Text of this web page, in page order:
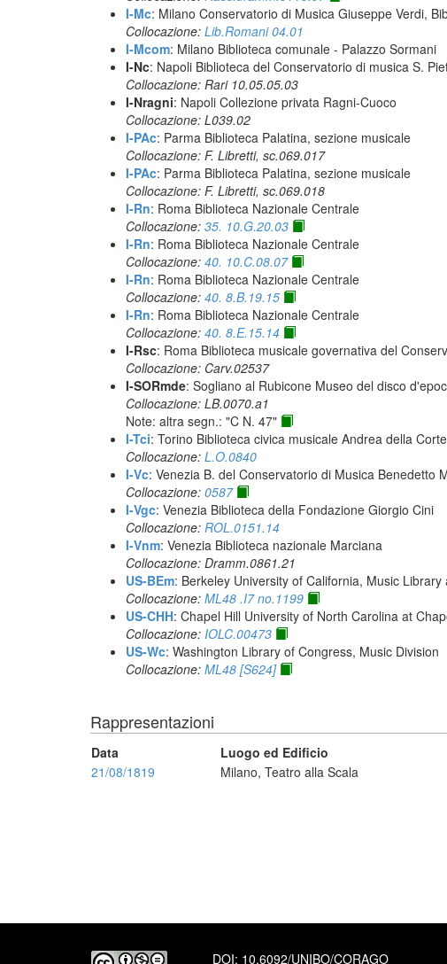
I-Mc: Milano Conservatorio di Musica Giuseppe Verdi,
Collocazione: Lib.Romani 04.01
I-Mcom: Milano Biblioteca comunale - Palazzo Sormani
I-Nc: Napoli Biblioteca del Conservatorio di musica S.
Collocazione: Rari 10.05.05.03
I-Nragni: Napoli Collezione privata Ragni-Cuoco
Collocazione: L039.02
I-PAc: Parma Biblioteca Palatina, sezione musicale
Collocazione: F. Libretti, sc.069.017
I-PAc: Parma Biblioteca Palatina, sezione musicale
Collocazione: F. Libretti, sc.069.018
I-Rn: Roma Biblioteca Nazionale Centrale
Collocazione: 35. 10.G.20.03
I-Rn: Roma Biblioteca Nazionale Centrale
Collocazione: 40. 10.C.08.07
I-Rn: Roma Biblioteca Nazionale Centrale
Collocazione: 40. 8.B.19.15
I-Rn: Roma Biblioteca Nazionale Centrale
Collocazione: 40. 8.E.15.14
I-Rsc: Roma Biblioteca musicale governativa del
Collocazione: Carv.02537
I-SORmde: Sogliano al Rubicone Museo del disco
Collocazione: LB.0070.a1
Note: altra segn.: "C N. 47"
I-Tci: Torino Biblioteca civica musicale Andrea della Corte
Collocazione: L.O.0840
I-Vc: Venezia B. del Conservatorio di Musica Benedetto
Collocazione: 0587
I-Vgc: Venezia Biblioteca della Fondazione Giorgio Cini
Collocazione: ROL.0151.14
I-Vnm: Venezia Biblioteca nazionale Marciana
Collocazione: Dramm.0861.21
US-BEm: Berkeley University of California, Music
Collocazione: ML48 .I7 no.1199
US-CHH: Chapel Hill University of North Carolina at
Collocazione: IOLC.00473
US-Wc: Washington Library of Congress, Music Division
Collocazione: ML48 [S624]
Rappresentazioni
Data Luogo ed Edificio
21/08/1819
Milano, Teatro alla Scala
DOI: 10.6092/UNIBO/CORAGO